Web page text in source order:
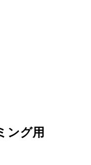
ング用